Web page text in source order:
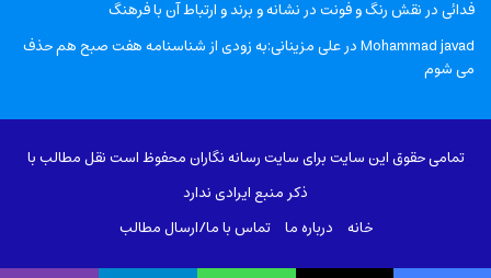
فدائیدرنقش رنگ و فونت در نشانه و برند و ارتباط آن با فرهنگ
Mohammad javadدرعلی مزینانی:به زودی از شناسنامه هفت صبح هم حذف
می شوم
تمامی حقوق این سایت برای سایت رسانه نگاران محفوظ است نقل مطالب با
ذکر منبع ایرادی ندارد
خانه
درباره‌ ما تماس با ما/ارسال مطالب